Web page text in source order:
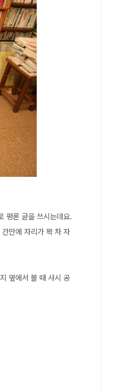
평론 글을 쓰시는데요.
만에 자리가 꽉 차 자
옆에서 볼 때 사시 공